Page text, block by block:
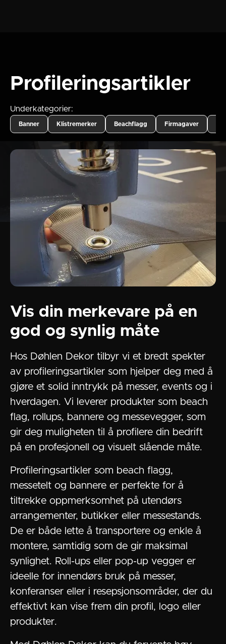
Profileringsartikler
Underkategorier:
Banner Klistremerker Beachflagg Firmagaver
Vis din merkevare på en
god og synlig måte
Hos Døhlen Dekor tilbyr vi et bredt spekter
av profileringsartikler som hjelper deg med å
gjøre et solid inntrykk på messer, events og i
hverdagen. Vi leverer produkter som beach
flag, rollups, bannere og messevegger, som
gir deg muligheten til å profilere din bedrift
på en profesjonell og visuelt slående måte.
Profileringsartikler som beach flagg,
messetelt og bannere er perfekte for å
tiltrekke oppmerksomhet på utendørs
arrangementer, butikker eller messestands.
De er både lette å transportere og enkle å
montere, samtidig som de gir maksimal
synlighet. Roll-ups eller pop-up vegger er
ideelle for innendørs bruk på messer,
konferanser eller i resepsjonsområder, der du
effektivt kan vise frem din profil, logo eller
produkter.